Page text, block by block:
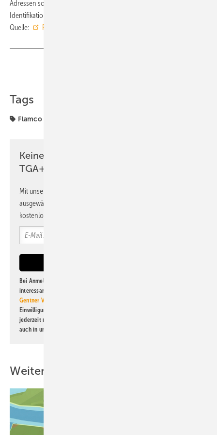
Adressen sowie Bankverbindungen und die Umsatzsteuer-
Identifikationsnummer bleiben dabei unverändert. ■
Quelle:
Flamco
Tags
Flamco
Keine Zeit? Kein Problem mit dem
TGA+E Newsletter!
Mit unserem Newsletter erhalten Sie regelmäßig von uns
ausgewählte Informationen und Neuigkeiten, gebündelt und
kostenlos direkt ins Postfach.
Bei Anmeldung zu diesem Newsletter bin ich damit einverstanden, über
interessante Verlags- und Online-Angebote
Gentner Verlag GmbH & Co. KG
Einwilligung kann ich jederzeit widerrufen und eine Abmeldung ist
jederzeit möglich. Informationen zum Umgang mit Daten finden Sie
auch in unserer
Weitere Inhalte